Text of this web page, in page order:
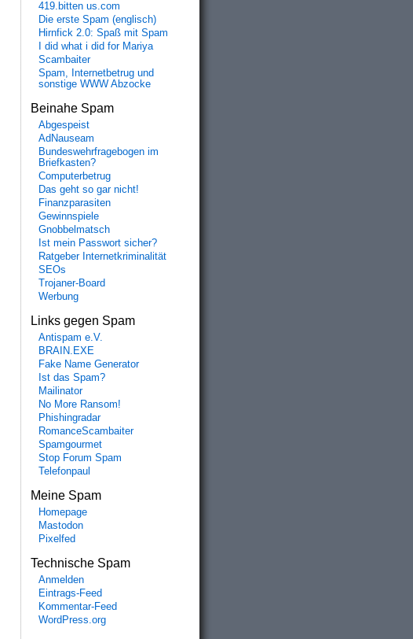
419.bitten us.com
Die erste Spam (englisch)
Hirnfick 2.0: Spaß mit Spam
I did what i did for Mariya
Scambaiter
Spam, Internetbetrug und
sonstige WWW Abzocke
Beinahe Spam
Abgespeist
AdNauseam
Bundeswehrfragebogen im
Briefkasten?
Computerbetrug
Das geht so gar nicht!
Finanzparasiten
Gewinnspiele
Gnobbelmatsch
Ist mein Passwort sicher?
Ratgeber Internetkriminalität
SEOs
Trojaner-Board
Werbung
Links gegen Spam
Antispam e.V.
BRAIN.EXE
Fake Name Generator
Ist das Spam?
Mailinator
No More Ransom!
Phishingradar
RomanceScambaiter
Spamgourmet
Stop Forum Spam
Telefonpaul
Meine Spam
Homepage
Mastodon
Pixelfed
Technische Spam
Anmelden
Eintrags-Feed
Kommentar-Feed
WordPress.org